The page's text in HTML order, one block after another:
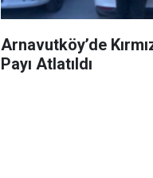
Arnavutköy’de
Payı Atlatıldı